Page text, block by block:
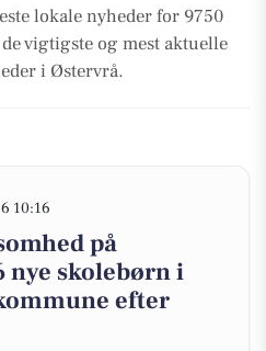
lokale nyheder for 9750
vigtigste og mest aktuelle
i Østervrå.
10:16
på
nye skolebørn i
efter